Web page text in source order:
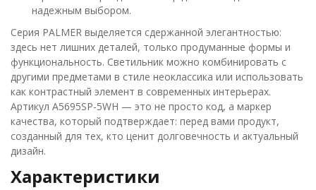
надежным выбором.
Серия PALMER выделяется сдержанной элегантностью:
здесь нет лишних деталей, только продуманные формы и
функциональность. Светильник можно комбинировать с
другими предметами в стиле неоклассика или использовать
как контрастный элемент в современных интерьерах.
Артикул A5695SP-5WH — это не просто код, а маркер
качества, который подтверждает: перед вами продукт,
созданный для тех, кто ценит долговечность и актуальный
дизайн.
Характеристики